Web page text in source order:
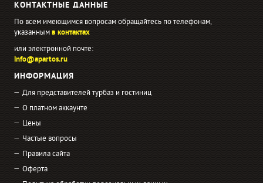
КОНТАКТНЫЕ ДАННЫЕ
По всем имеющимся вопросам обращайтесь по телефонам,
указаннымв контактах
или электронной почте:
info@apartos.ru
ИНФОРМАЦИЯ
Для представителей турбаз и гостиниц
О платном аккаунте
Цены
Частые вопросы
Правила сайта
Оферта